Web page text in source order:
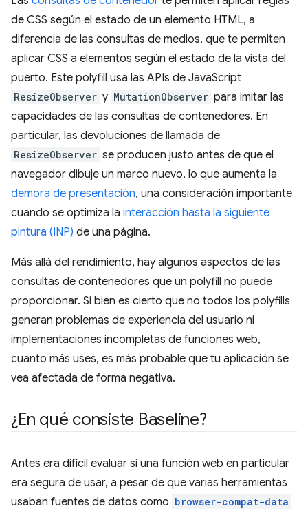
de CSS según el estado de un elemento HTML, a
diferencia de las consultas de medios, que te permiten
aplicar CSS a elementos según el estado de la vista del
puerto. Este polyfill usa las APIs de JavaScript
ResizeObserver y MutationObserver para imitar las
capacidades de las consultas de contenedores. En
particular, las devoluciones de llamada de
ResizeObserver se producen justo antes de que el
navegador dibuje un marco nuevo, lo que aumenta la
demora de presentación, una consideración importante
cuando se optimiza la interacción hasta la siguiente
pintura (INP) de una página.
Más allá del rendimiento, hay algunos aspectos de las
consultas de contenedores que un polyfill no puede
proporcionar. Si bien es cierto que no todos los polyfills
generan problemas de experiencia del usuario ni
implementaciones incompletas de funciones web,
cuanto más uses, es más probable que tu aplicación se
vea afectada de forma negativa.
¿En qué consiste Baseline?
Antes era difícil evaluar si una función web en particular
era segura de usar, a pesar de que varias herramientas
usaban fuentes de datos como browser-compat-data